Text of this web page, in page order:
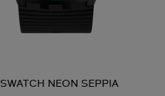
SWATCH NEON SEPPIA